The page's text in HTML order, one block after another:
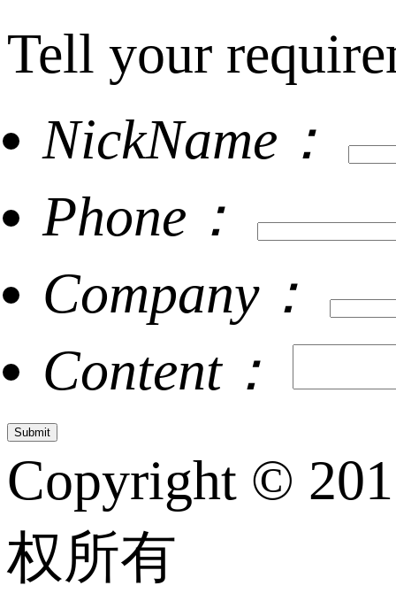
Tell your
NickName：
Phone：
Company：
Content：
Copyright ©
权所有